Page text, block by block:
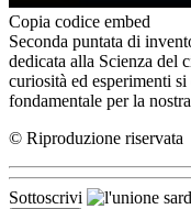
Copia codice embed
Seconda puntata di
dedicata alla Scienza del
curiosità ed esperimenti
fondamentale per la
© Riproduzione riservata
Sottoscrivi